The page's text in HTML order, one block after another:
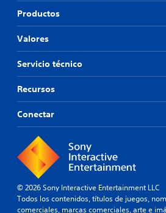
Productos
Valores
Servicio técnico
Recursos
Conectar
© 2026 Sony Interactive Entertainment LLC
Todos los contenidos, títulos de juegos,
comerciales, marcas comerciales, arte e